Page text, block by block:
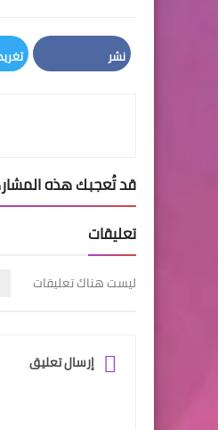
نشر
قد تُعجبك هذه
تعليقات
ليست هناك تعليقات
إرسال تعليق